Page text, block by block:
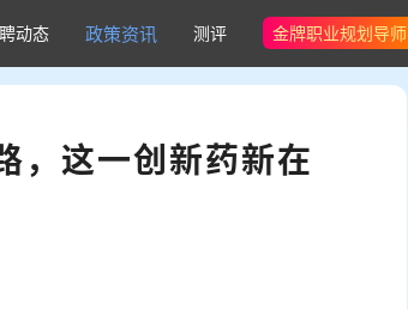
动态 政策资讯 测评 金牌职业规划导师
，这一创新药新在